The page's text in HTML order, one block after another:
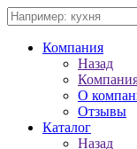
Компания
Назад
О
Отзывы
Каталог
Назад